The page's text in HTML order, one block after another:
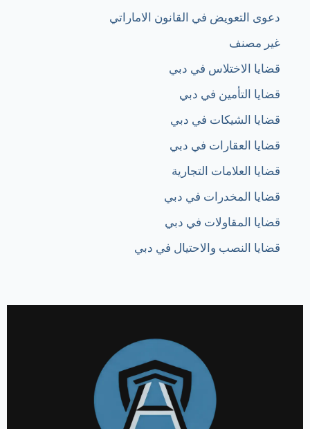
دعوى التعويض في القانون الاماراتي
غير مصنف
قضايا الاختلاس في دبي
قضايا التأمين في دبي
قضايا الشيكات في دبي
قضايا العقارات في دبي
قضايا العلامات التجارية
قضايا المخدرات في دبي
قضايا المقاولات في دبي
قضايا النصب والاحتيال في دبي